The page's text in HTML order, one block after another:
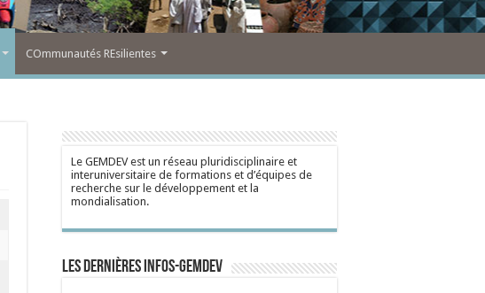
COmmunautés REsilientes
Le GEMDEV est un réseau pluridisciplinaire et
interuniversitaire de formations et d’équipes de
recherche sur le développement et la
mondialisation.
Les dernières Infos-Gemdev